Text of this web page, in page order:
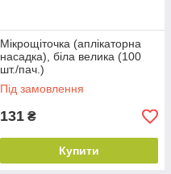
Мікрощіточка (аплікаторна
насадка), біла велика (100
шт./пач.)
Під замовлення
131 ₴
Купити